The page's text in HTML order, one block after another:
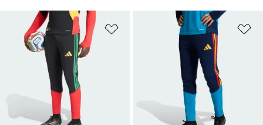
Dodaj do listy życzeń